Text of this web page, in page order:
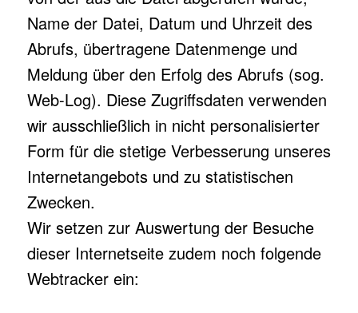
Name der Datei, Datum und Uhrzeit des
Abrufs, übertragene Datenmenge und
Meldung über den Erfolg des Abrufs (sog.
Web-Log). Diese Zugriffsdaten verwenden
wir ausschließlich in nicht personalisierter
Form für die stetige Verbesserung unseres
Internetangebots und zu statistischen
Zwecken.
Wir setzen zur Auswertung der Besuche
dieser Internetseite zudem noch folgende
Webtracker ein: